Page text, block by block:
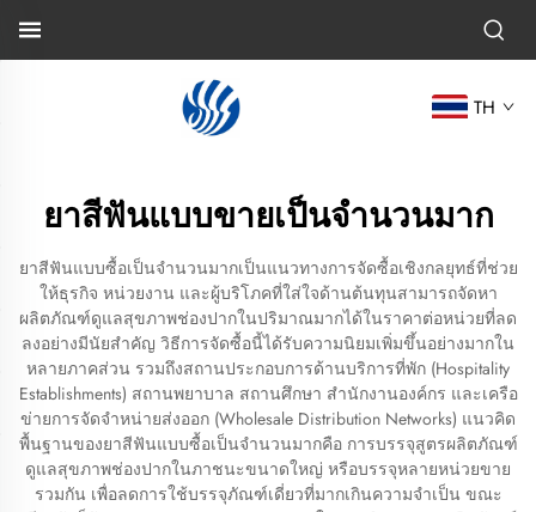
TH
ยาสีฟันแบบขายเป็นจำนวนมาก
ยาสีฟันแบบซื้อเป็นจำนวนมากเป็นแนวทางการจัดซื้อเชิงกลยุทธ์ที่ช่วย
ให้ธุรกิจ หน่วยงาน และผู้บริโภคที่ใส่ใจด้านต้นทุนสามารถจัดหา
ผลิตภัณฑ์ดูแลสุขภาพช่องปากในปริมาณมากได้ในราคาต่อหน่วยที่ลด
ลงอย่างมีนัยสำคัญ วิธีการจัดซื้อนี้ได้รับความนิยมเพิ่มขึ้นอย่างมากใน
หลายภาคส่วน รวมถึงสถานประกอบการด้านบริการที่พัก (Hospitality
Establishments) สถานพยาบาล สถานศึกษา สำนักงานองค์กร และเครือ
ข่ายการจัดจำหน่ายส่งออก (Wholesale Distribution Networks) แนวคิด
พื้นฐานของยาสีฟันแบบซื้อเป็นจำนวนมากคือ การบรรจุสูตรผลิตภัณฑ์
ดูแลสุขภาพช่องปากในภาชนะขนาดใหญ่ หรือบรรจุหลายหน่วยขาย
รวมกัน เพื่อลดการใช้บรรจุภัณฑ์เดี่ยวที่มากเกินความจำเป็น ขณะ